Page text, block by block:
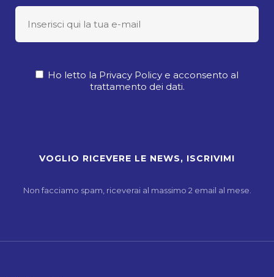
Ho letto la Privacy Policy e acconsento al
trattamento dei dati.
Non facciamo spam, riceverai al massimo 2 email al mese.